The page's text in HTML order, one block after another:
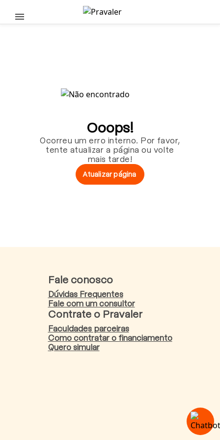
Pular para o conteúdo principal
Ooops!
Ocorreu um erro interno. Por favor,
tente atualizar a página ou volte
mais tarde!
Atualizar página
Fale conosco
Dúvidas Frequentes
Fale com um consultor
Contrate o Pravaler
Faculdades parceiras
Como contratar o financiamento
Quero simular